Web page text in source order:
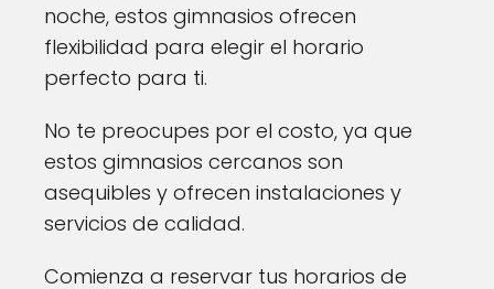
noche, estos gimnasios ofrecen
flexibilidad para elegir el horario
perfecto para ti.
No te preocupes por el costo, ya que
estos gimnasios cercanos son
asequibles y ofrecen instalaciones y
servicios de calidad.
Comienza a reservar tus horarios de